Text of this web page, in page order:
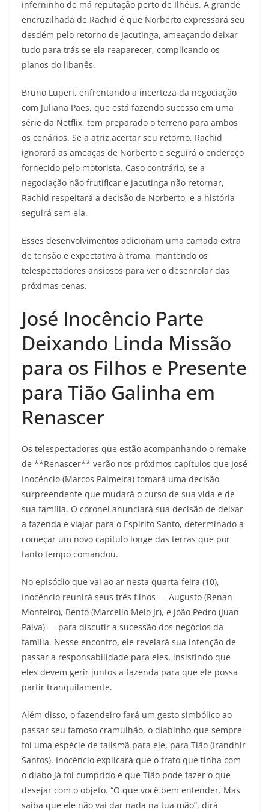
inferninho de má reputação perto de Ilhéus. A grande
encruzilhada de Rachid é que Norberto expressará seu
desdém pelo retorno de Jacutinga, ameaçando deixar
tudo para trás se ela reaparecer, complicando os
planos do libanês.
Bruno Luperi, enfrentando a incerteza da negociação
com Juliana Paes, que está fazendo sucesso em uma
série da Netflix, tem preparado o terreno para ambos
os cenários. Se a atriz acertar seu retorno, Rachid
ignorará as ameaças de Norberto e seguirá o endereço
fornecido pelo motorista. Caso contrário, se a
negociação não frutificar e Jacutinga não retornar,
Rachid respeitará a decisão de Norberto, e a história
seguirá sem ela.
Esses desenvolvimentos adicionam uma camada extra
de tensão e expectativa à trama, mantendo os
telespectadores ansiosos para ver o desenrolar das
próximas cenas.
José Inocêncio Parte
Deixando Linda Missão
para os Filhos e Presente
para Tião Galinha em
Renascer
Os telespectadores que estão acompanhando o remake
de **Renascer** verão nos próximos capítulos que José
Inocêncio (Marcos Palmeira) tomará uma decisão
surpreendente que mudará o curso de sua vida e de
sua família. O coronel anunciará sua decisão de deixar
a fazenda e viajar para o Espírito Santo, determinado a
começar um novo capítulo longe das terras que por
tanto tempo comandou.
No episódio que vai ao ar nesta quarta-feira (10),
Inocêncio reunirá seus três filhos — Augusto (Renan
Monteiro), Bento (Marcello Melo Jr), e João Pedro (Juan
Paiva) — para discutir a sucessão dos negócios da
família. Nesse encontro, ele revelará sua intenção de
passar a responsabilidade para eles, insistindo que
eles devem gerir juntos a fazenda para que ele possa
partir tranquilamente.
Além disso, o fazendeiro fará um gesto simbólico ao
passar seu famoso cramulhão, o diabinho que sempre
foi uma espécie de talismã para ele, para Tião (Irandhir
Santos). Inocêncio explicará que o trato que tinha com
o diabo já foi cumprido e que Tião pode fazer o que
desejar com o objeto. “O que você bem entender. Mas
saiba que ele não vai dar nada na tua mão”, dirá